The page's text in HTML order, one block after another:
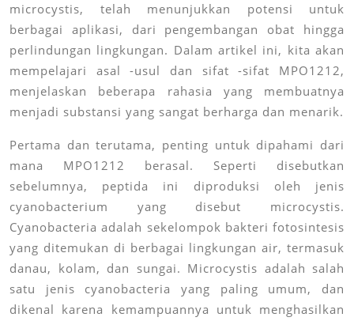
microcystis, telah menunjukkan potensi untuk
berbagai aplikasi, dari pengembangan obat hingga
perlindungan lingkungan. Dalam artikel ini, kita akan
mempelajari asal -usul dan sifat -sifat MPO1212,
menjelaskan beberapa rahasia yang membuatnya
menjadi substansi yang sangat berharga dan menarik.
Pertama dan terutama, penting untuk dipahami dari
mana MPO1212 berasal. Seperti disebutkan
sebelumnya, peptida ini diproduksi oleh jenis
cyanobacterium yang disebut microcystis.
Cyanobacteria adalah sekelompok bakteri fotosintesis
yang ditemukan di berbagai lingkungan air, termasuk
danau, kolam, dan sungai. Microcystis adalah salah
satu jenis cyanobacteria yang paling umum, dan
dikenal karena kemampuannya untuk menghasilkan